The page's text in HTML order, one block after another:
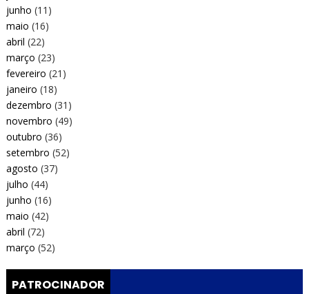
junho (11)
maio (16)
abril (22)
março (23)
fevereiro (21)
janeiro (18)
dezembro (31)
novembro (49)
outubro (36)
setembro (52)
agosto (37)
julho (44)
junho (16)
maio (42)
abril (72)
março (52)
PATROCINADOR